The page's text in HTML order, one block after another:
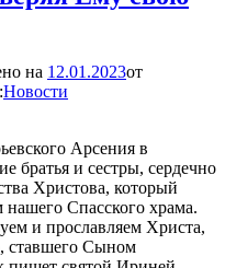
на 12.01.2023от
Новости
Арсения в
братья и сестры, сердечно
Христова, который
нашего Спасского храма.
и прославляем Христа,
ставшего Сыном